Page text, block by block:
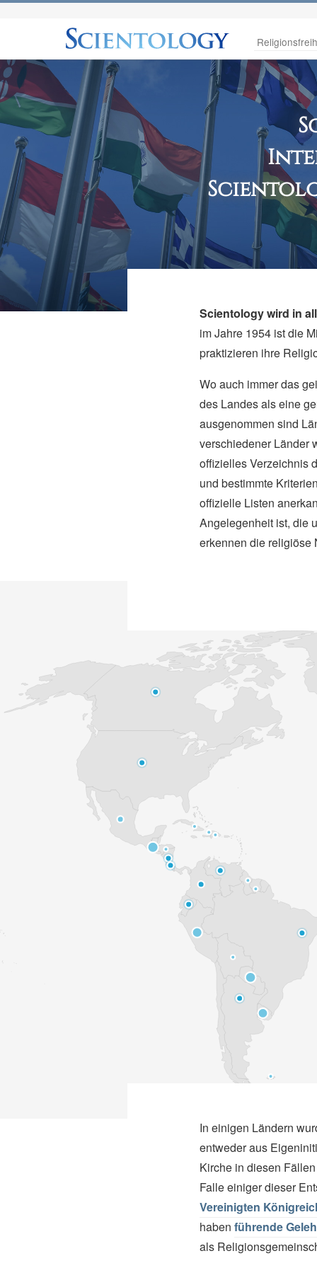
Scientology wird in
im Jahre 1954 ist die
praktizieren ihre
Wo auch immer das
des Landes als eine
ausgenommen sind
verschiedener Länder
offizielles Verzeichnis
und bestimmte
offizielle Listen
Angelegenheit ist, die
erkennen die religiöse
In einigen Ländern
entweder aus
Kirche in diesen
Falle einiger dieser
Vereinigten
habenführende
als